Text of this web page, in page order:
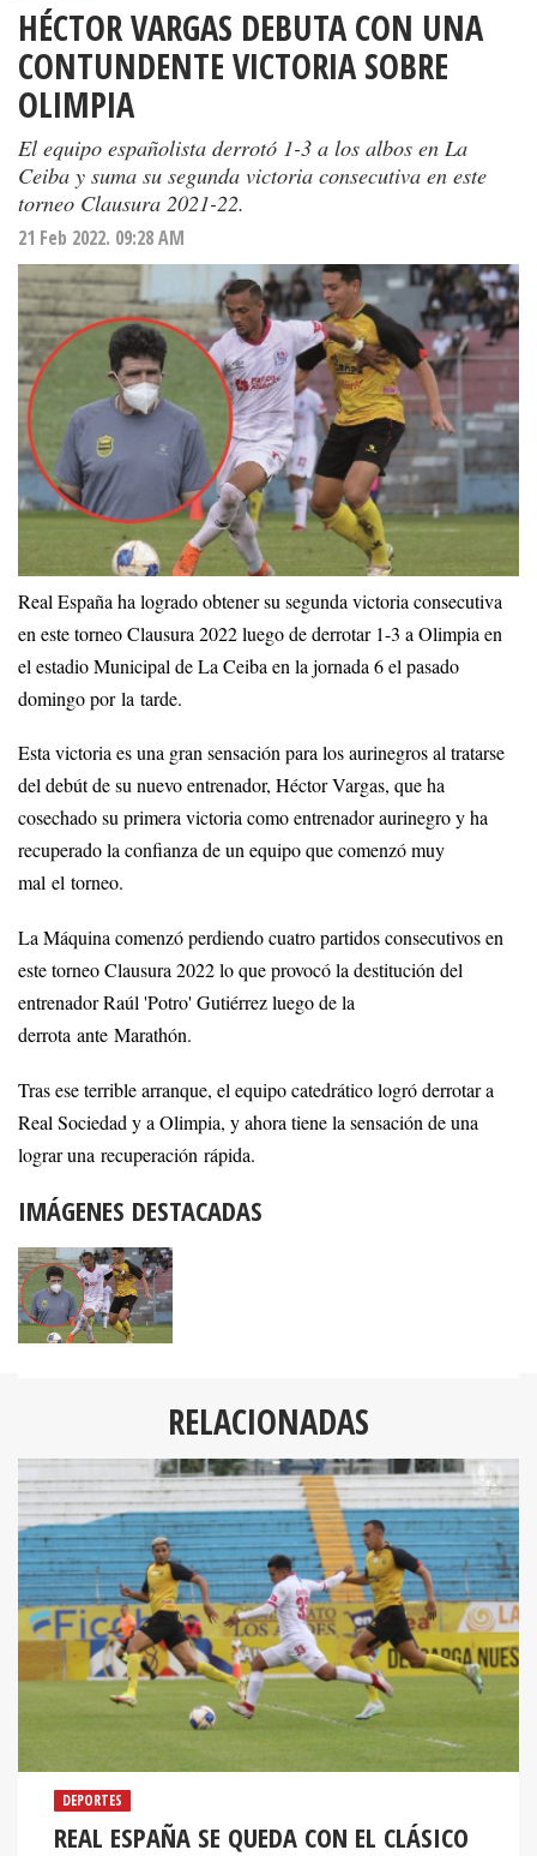
HÉCTOR VARGAS DEBUTA CON UNA
CONTUNDENTE VICTORIA SOBRE
OLIMPIA
El equipo españolista derrotó 1-3 a los albos en La
Ceiba y suma su segunda victoria consecutiva en este
torneo Clausura 2021-22.
21 Feb 2022. 09:28 AM
Real España ha logrado obtener su segunda victoria consecutiva
en este torneo Clausura 2022 luego de derrotar 1-3 a Olimpia en
el estadio Municipal de La Ceiba en la jornada 6 el pasado
domingo por la tarde.
Esta victoria es una gran sensación para los aurinegros al tratarse
del debút de su nuevo entrenador, Héctor Vargas, que ha
cosechado su primera victoria como entrenador aurinegro y ha
recuperado la confianza de un equipo que comenzó muy
mal el torneo.
La Máquina comenzó perdiendo cuatro partidos consecutivos en
este torneo Clausura 2022 lo que provocó la destitución del
entrenador Raúl 'Potro' Gutiérrez luego de la
derrota ante Marathón.
Tras ese terrible arranque, el equipo catedrático logró derrotar a
Real Sociedad y a Olimpia, y ahora tiene la sensación de una
lograr una recuperación rápida.
IMÁGENES DESTACADAS
RELACIONADAS
DEPORTES
REAL ESPAÑA SE QUEDA CON EL CLÁSICO